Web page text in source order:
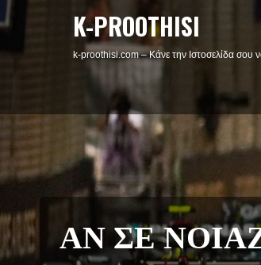
K-PROOTHISI
k-proothisi.com – Κάνε την Ιστοσελίδα σου
ΜΟΥΣΙΚΟ